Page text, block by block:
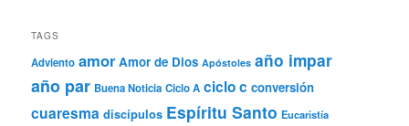
TAGS
Adviento amor Amor de Dios Apóstoles año impar
año par Buena Noticia Ciclo A ciclo c conversión
cuaresma discípulos Espíritu Santo Eucaristía